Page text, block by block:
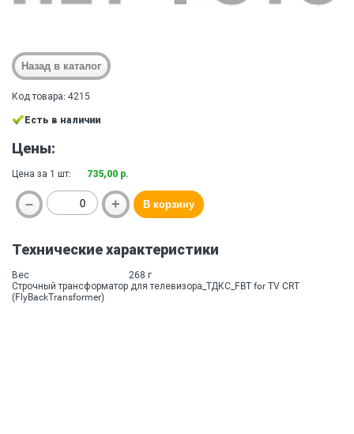
Код товара: 4215
Есть в наличии
Цены:
Цена за 1 шт: 735,00 р.
Технические характеристики
Вес
268 г
Строчный трансформатор для телевизора_ТДКС_FBT for TV CRT
(FlyBackTransformer)